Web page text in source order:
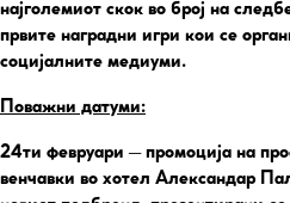
најголемиот скок во број на
првите наградни игри кои се
социјалните медиуми.
Поважни датуми:
24ти февруари – промоција на
венчавки во хотел Александар